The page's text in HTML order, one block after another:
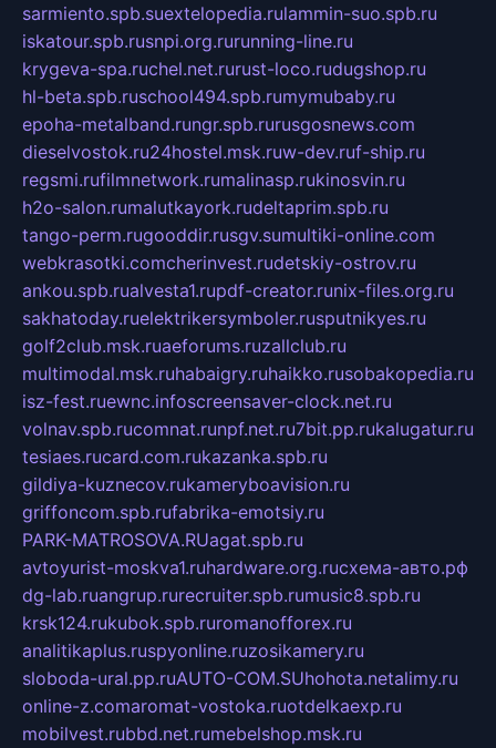
sarmiento.spb.suextelopedia.rulammin-suo.spb.ru
iskatour.spb.rusnpi.org.rurunning-line.ru
krygeva-spa.ruchel.net.rurust-loco.rudugshop.ru
hl-beta.spb.ruschool494.spb.rumymubaby.ru
epoha-metalband.rungr.spb.rurusgosnews.com
dieselvostok.ru24hostel.msk.ruw-dev.ruf-ship.ru
regsmi.rufilmnetwork.rumalinasp.rukinosvin.ru
h2o-salon.rumalutkayork.rudeltaprim.spb.ru
tango-perm.rugooddir.rusgv.sumultiki-online.com
webkrasotki.comcherinvest.rudetskiy-ostrov.ru
ankou.spb.rualvesta1.rupdf-creator.runix-files.org.ru
sakhatoday.ruelektrikersymboler.rusputnikyes.ru
golf2club.msk.ruaeforums.ruzallclub.ru
multimodal.msk.ruhabaigry.ruhaikko.rusobakopedia.ru
isz-fest.ruewnc.infoscreensaver-clock.net.ru
volnav.spb.rucomnat.runpf.net.ru7bit.pp.rukalugatur.ru
tesiaes.rucard.com.rukazanka.spb.ru
gildiya-kuznecov.rukameryboavision.ru
griffoncom.spb.rufabrika-emotsiy.ru
PARK-MATROSOVA.RUagat.spb.ru
avtoyurist-moskva1.ruhardware.org.ruсхема-авто.рф
dg-lab.ruangrup.rurecruiter.spb.rumusic8.spb.ru
krsk124.rukubok.spb.ruromanofforex.ru
analitikaplus.ruspyonline.ruzosikamery.ru
sloboda-ural.pp.ruAUTO-COM.SUhohota.netalimy.ru
online-z.comaromat-vostoka.ruotdelkaexp.ru
mobilvest.rubbd.net.rumebelshop.msk.ru